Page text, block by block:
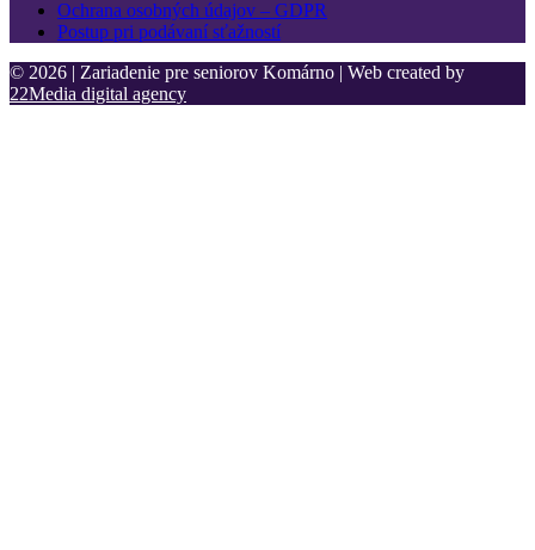
Ochrana osobných údajov – GDPR
Postup pri podávaní sťažností
© 2026 | Zariadenie pre seniorov Komárno | Web created by
22Media digital agency